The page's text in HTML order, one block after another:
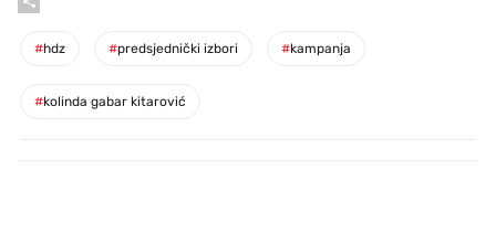
#hdz #predsjednički izbori #kampanja
#kolinda gabar kitarović